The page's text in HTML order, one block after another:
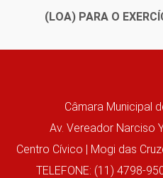
(LOA) PARA O
Câmara Municipal
Av. Vereador Narciso
Centro Cívico | Mogi das
TELEFONE: (11) 4798-